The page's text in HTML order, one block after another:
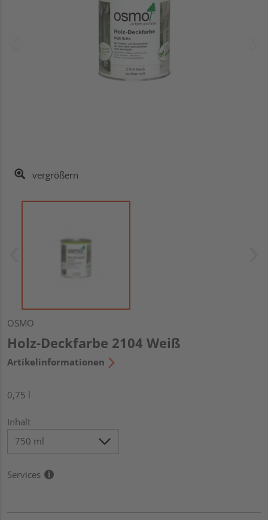
vergrößern
OSMO
Holz-Deckfarbe 2104 Weiß
Artikelinformationen
0,75 l
Inhalt
Services